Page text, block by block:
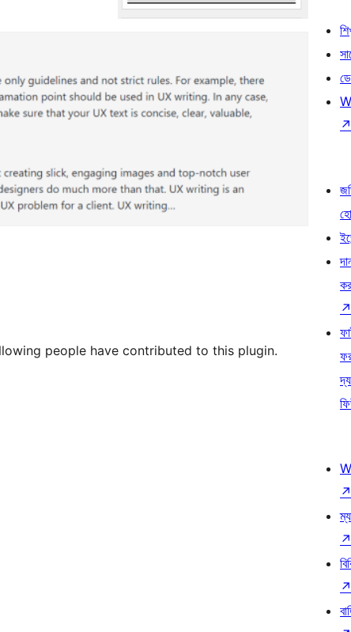
people have contributed to this plugin.
↗
↗
দ্য
↗
↗
↗